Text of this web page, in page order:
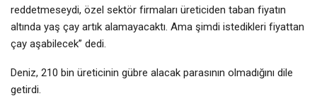
reddetmeseydi, özel sektör firmaları üreticiden taban fiyatın
altında yaş çay artık alamayacaktı. Ama şimdi istedikleri fiyattan
çay aşabilecek” dedi.
Deniz, 210 bin üreticinin gübre alacak parasının olmadığını dile
getirdi.